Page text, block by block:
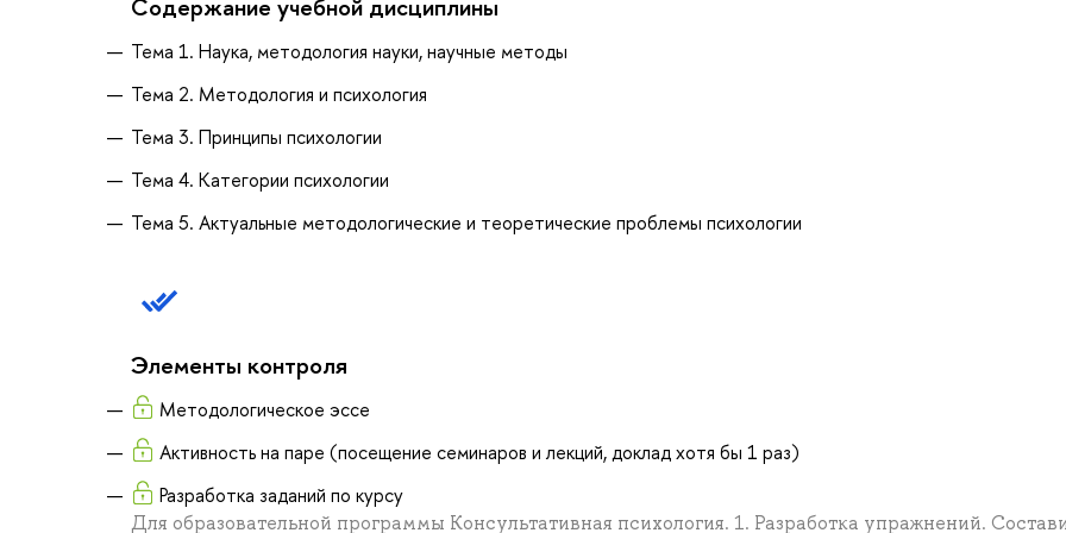
Содержание учебной дисциплины
Тема 1. Наука, методология науки, научные методы
Тема 2. Методология и психология
Тема 3. Принципы психологии
Тема 4. Категории психологии
Тема 5. Актуальные методологические и теоретические проблемы психологии
Элементы контроля
Методологическое эссе
Активность на паре (посещение семинаров и лекций, доклад хотя бы 1 раз)
Разработка заданий по курсу
Для образовательной программы Консультативная психология. 1. Разработка упражнений.